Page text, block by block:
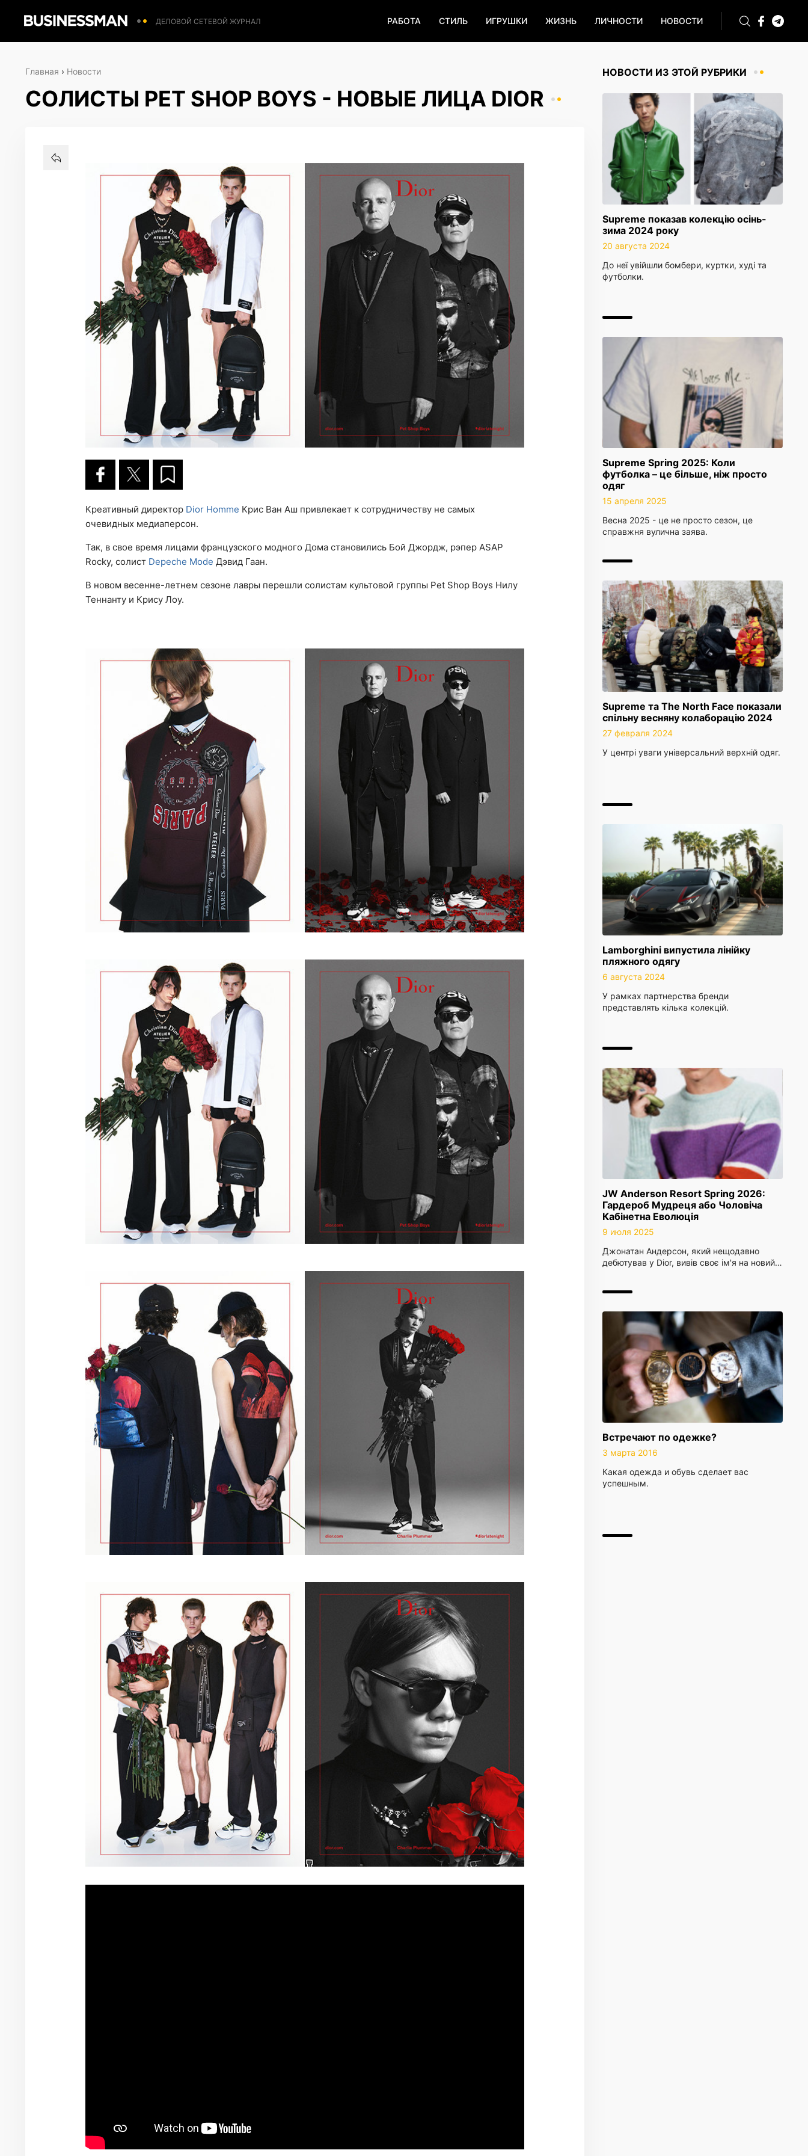
ДЕЛОВОЙ СЕТЕВОЙ ЖУРНАЛ РАБОТА СТИЛЬ ИГРУШКИ ЖИЗНЬ ЛИЧНОСТИ НОВОСТИ
НОВОСТИ ИЗ ЭТОЙ РУБРИКИ
Supreme показав колекцію осінь-
зима 2024 року
20 августа 2024
До неї увійшли бомбери, куртки, худі та
футболки.
Supreme Spring 2025: Коли
футболка – це більше, ніж просто
одяг
15 апреля 2025
Весна 2025 - це не просто сезон, це
справжня вулична заява.
Supreme та The North Face показали
спільну весняну колаборацію 2024
27 февраля 2024
У центрі уваги універсальний верхній одяг.
Lamborghini випустила лінійку
пляжного одягу
6 августа 2024
У рамках партнерства бренди
представлять кілька колекцій.
JW Anderson Resort Spring 2026:
Гардероб Мудреця або Чоловіча
Кабінетна Еволюція
9 июля 2025
Джонатан Андерсон, який нещодавно
дебютував у Dior, вивів своє ім'я на новий…
Встречают по одежке?
3 марта 2016
Какая одежда и обувь сделает вас
успешным.
Главная › Новости
СОЛИСТЫ PET SHOP BOYS - НОВЫЕ ЛИЦА DIOR
Креативный директор Dior Homme Крис Ван Аш привлекает к сотрудничеству не самых
очевидных медиаперсон.
Так, в свое время лицами французского модного Дома становились Бой Джордж, рэпер ASAP
Rocky, солист Depeche Mode Дэвид Гаан.
В новом весенне-летнем сезоне лавры перешли солистам культовой группы Pet Shop Boys Нилу
Теннанту и Крису Лоу.